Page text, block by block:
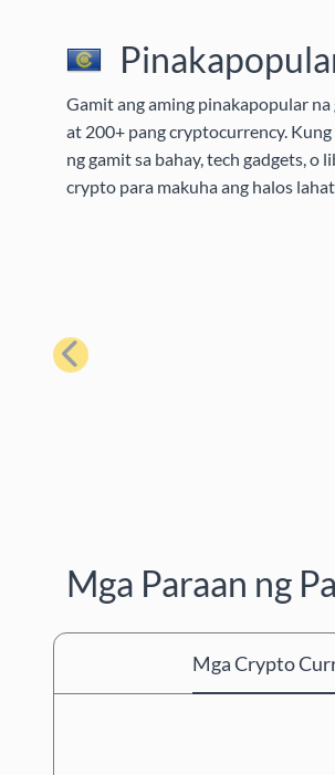
Gamit ang aming pinakapopular
at 200+ pang cryptocurrency.
ng gamit sa bahay, tech gadgets,
crypto para makuha ang halos
Nakaraan
Mga Paraan ng
Mga Crypto